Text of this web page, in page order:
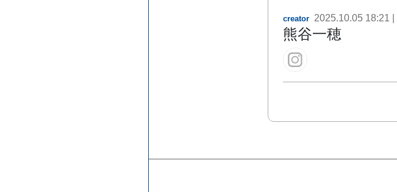
creator 2025.10.05 18:21
熊谷一穂